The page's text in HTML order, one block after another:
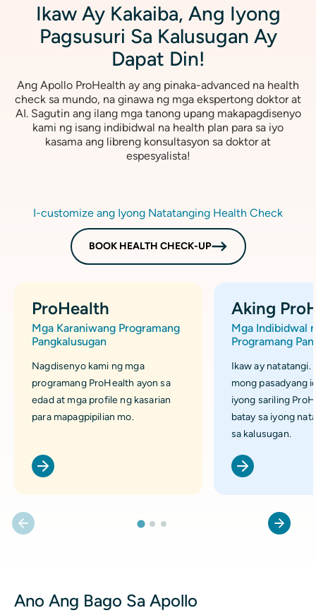
Ikaw Ay Kakaiba, Ang Iyong
Pagsusuri Sa Kalusugan Ay
Dapat Din!
Ang Apollo ProHealth ay ang pinaka-advanced na health
check sa mundo, na ginawa ng mga ekspertong doktor at
AI. Sagutin ang ilang mga tanong upang makapagdisenyo
kami ng isang indibidwal na health plan para sa iyo
kasama ang libreng konsultasyon sa doktor at
espesyalista!
I-customize ang Iyong Natatanging Health Check
BOOK HEALTH CHECK-UP
ProHealth
Mga Karaniwang Programang
Pangkalusugan
Nagdisenyo kami ng mga
programang ProHealth ayon sa
edad at mga profile ng kasarian
para mapagpipilian mo.
Aking
Mga Indibidwal
Programang
Ikaw ay natatangi.
mong pasadyang
iyong sariling
batay sa iyong
sa kalusugan.
Ano Ang Bago Sa Apollo